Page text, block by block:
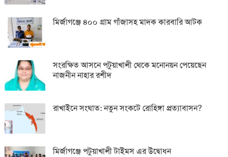
মির্জাগঞ্জে ৪০০ গ্রাম গাঁজাসহ মাদক কারবারি আটক
সংরক্ষিত আসনে পটুয়াখালী থেকে মনোনয়ন পেয়েছেন
নাজনীন নাহার রশীদ
রাখাইনে সংঘাত: নতুন সংকটে রোহিঙ্গা প্রত্যাবাসন?
মির্জাগঞ্জে পটুয়াখালী টাইমস এর উদ্বোধন